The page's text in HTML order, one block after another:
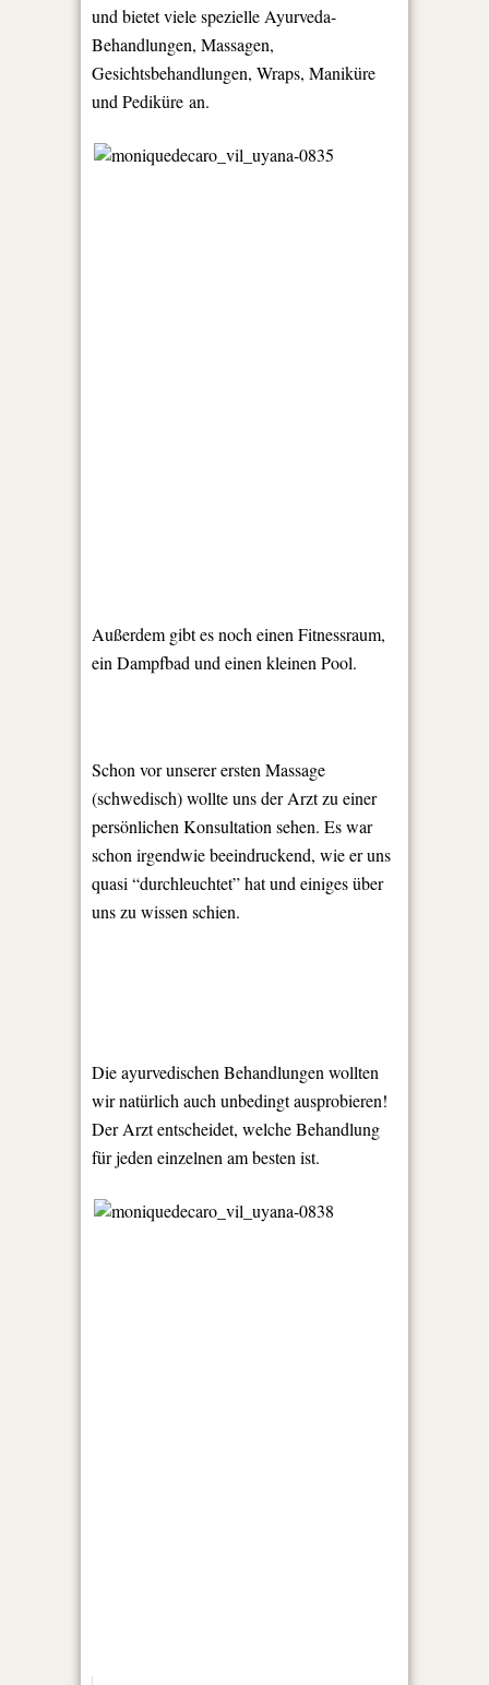
und bietet viele spezielle Ayurveda-
Behandlungen, Massagen,
Gesichtsbehandlungen, Wraps, Maniküre
und Pediküre an.
Außerdem gibt es noch einen Fitnessraum,
ein Dampfbad und einen kleinen Pool.
Schon vor unserer ersten Massage
(schwedisch) wollte uns der Arzt zu einer
persönlichen Konsultation sehen. Es war
schon irgendwie beeindruckend, wie er uns
quasi “durchleuchtet” hat und einiges über
uns zu wissen schien.
Die ayurvedischen Behandlungen wollten
wir natürlich auch unbedingt ausprobieren!
Der Arzt entscheidet, welche Behandlung
für jeden einzelnen am besten ist.